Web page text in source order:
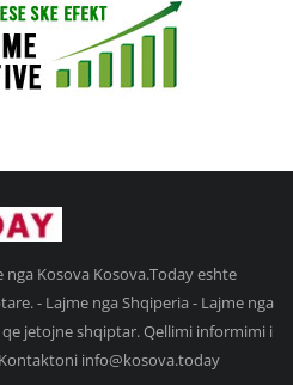
Kosova Kosova.Today eshte
- Lajme nga Shqiperia - Lajme nga
jetojne shqiptar. Qellimi informimi i
info@kosova.today